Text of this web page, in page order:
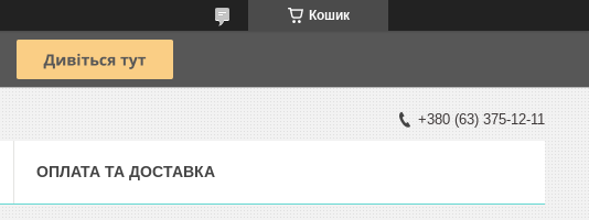
Кошик
+380 (63) 375-12-11
ОПЛАТА ТА ДОСТАВКА